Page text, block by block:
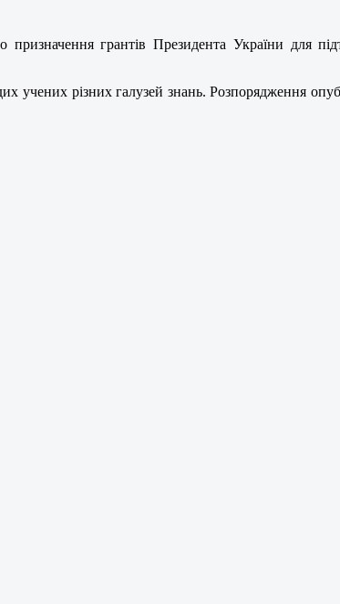
грантів Президента України для
учених різних галузей знань.Розпорядження